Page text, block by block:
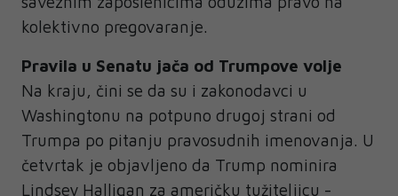
kolektivno pregovaranje.
Pravila u Senatu jača od Trumpove volje
Na kraju, čini se da su i zakonodavci u
Washingtonu na potpuno drugoj strani od
Trumpa po pitanju pravosudnih imenovanja. U
četvrtak je objavljeno da Trump nominira
Lindsey Halligan za američku tužiteljicu -